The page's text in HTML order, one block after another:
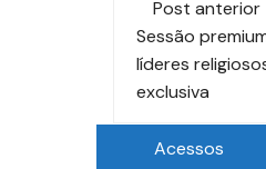
Post anterior
Sessão
líderes
exclusiva
Acessos